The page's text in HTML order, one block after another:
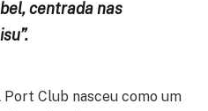
centrada nas
Port Club nasceu como um